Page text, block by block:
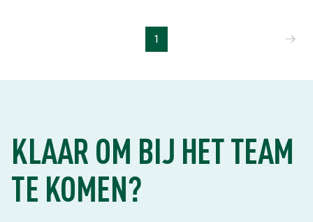
1
KLAAR OM BIJ HET TEAM
TE KOMEN?